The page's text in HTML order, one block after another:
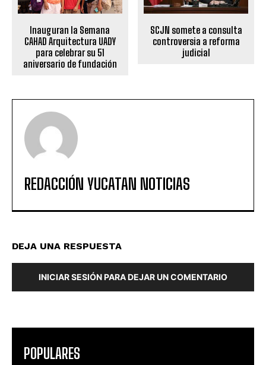
Inauguran la Semana
CAHAD Arquitectura UADY
para celebrar su 51
aniversario de fundación
SCJN somete a consulta
controversia a reforma
judicial
REDACCIÓN YUCATAN NOTICIAS
DEJA UNA RESPUESTA
INICIAR SESIÓN PARA DEJAR UN COMENTARIO
POPULARES